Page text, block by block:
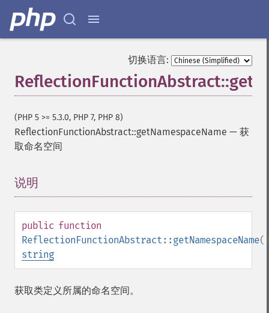
切换语言:
(PHP 5 >= 5.3.0, PHP 7, PHP 8)
ReflectionFunctionAbstract::getNamespaceName — 获
取命名空间
说明
public function
ReflectionFunctionAbstract::getNamespaceName
string
获取类定义所属的命名空间。